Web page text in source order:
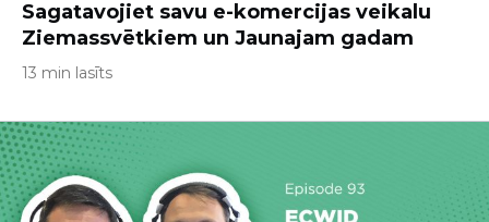
Sagatavojiet savu e-komercijas veikalu
Ziemassvētkiem un Jaunajam gadam
13 min lasīts